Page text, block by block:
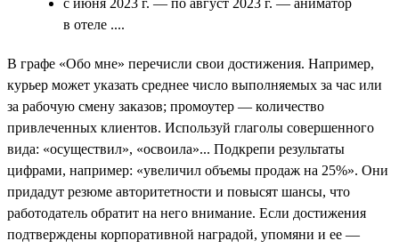
в отеле ....
В графе «Обо мне» перечисли свои достижения. Например,
курьер может указать среднее число выполняемых за час или
за рабочую смену заказов; промоутер — количество
привлеченных клиентов. Используй глаголы совершенного
вида: «осуществил», «освоила»... Подкрепи результаты
цифрами, например: «увеличил объемы продаж на 25%». Они
придадут резюме авторитетности и повысят шансы, что
работодатель обратит на него внимание. Если достижения
подтверждены корпоративной наградой, упомяни и ее —